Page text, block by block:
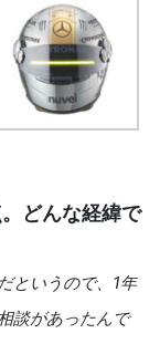
どんな経緯で
というので、1年
談があったんで